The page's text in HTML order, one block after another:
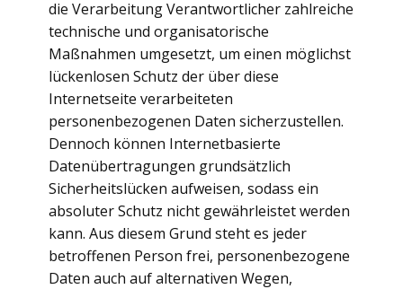
die Verarbeitung Verantwortlicher zahlreiche
technische und organisatorische
Maßnahmen umgesetzt, um einen möglichst
lückenlosen Schutz der über diese
Internetseite verarbeiteten
personenbezogenen Daten sicherzustellen.
Dennoch können Internetbasierte
Datenübertragungen grundsätzlich
Sicherheitslücken aufweisen, sodass ein
absoluter Schutz nicht gewährleistet werden
kann. Aus diesem Grund steht es jeder
betroffenen Person frei, personenbezogene
Daten auch auf alternativen Wegen,